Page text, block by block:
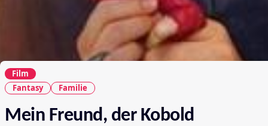
Film
Fantasy
Familie
Mein Freund, der Kobold